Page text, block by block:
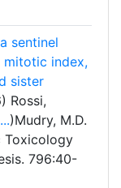
sentinel
mitotic index,
sister
Rossi,
...)Mudry, M.D.
Toxicology
796:40-